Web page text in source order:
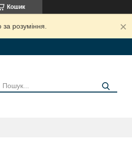
Кошик
розуміння.